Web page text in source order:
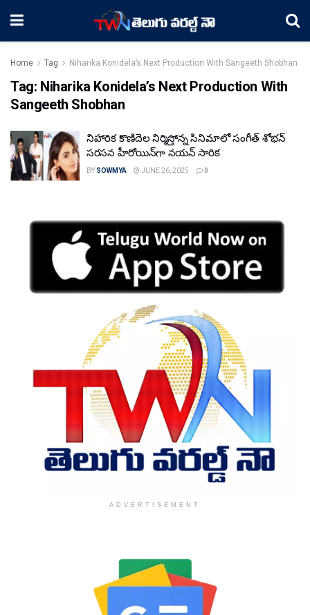
Home Tag Niharika Konidela’s Next Production With Sangeeth Shobhan
Tag: Niharika Konidela’s Next Production With
Sangeeth Shobhan
నిహారిక కొణిదెల నిర్మిస్తోన్న సినిమాలో సంగీత్ శోభన్
సరసన హీరోయిన్‌గా నయన్ సారిక
BY SOWMYA JUNE 26, 2025 0
ADVERTISEMENT